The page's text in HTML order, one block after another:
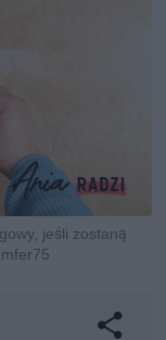
jeśli zostaną